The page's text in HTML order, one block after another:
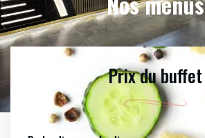
Prix du buffet